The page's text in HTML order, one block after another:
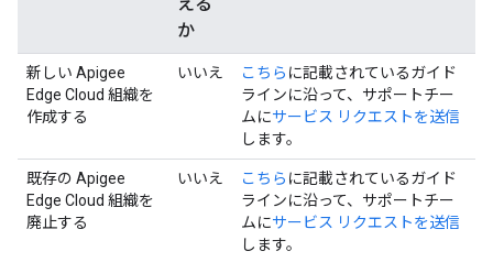
か
新しい Apigee
Edge Cloud 組織を
作成する
いいえ こちら に記載されているガイド
ラインに沿って、サポートチー
ムにサービス リクエストを送信
します。
既存の Apigee
Edge Cloud 組織を
廃止する
いいえ こちら に記載されているガイド
ラインに沿って、サポートチー
ムにサービス リクエストを送信
します。